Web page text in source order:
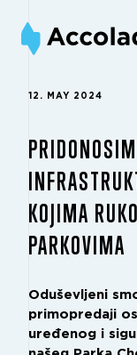
12. MAY 2024
KOJIMA
PARKOVIMA
Oduševljeni
primopredaji
uređenog i